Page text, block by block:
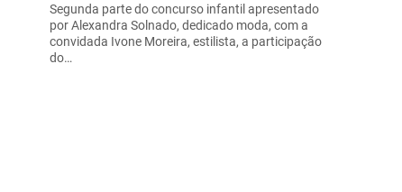
Segunda parte do concurso infantil apresentado
por Alexandra Solnado, dedicado moda, com a
convidada Ivone Moreira, estilista, a participação
do…